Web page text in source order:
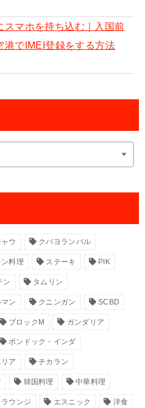
スマホを持ち込む｜入国前
港でIMEI登録をする方法
ウ クバヨランバル
料理 ステーキ PIK
ン タムリン
ン クニンガン SCBD
ブロックM ガンダリア
ポンドック・インダ
ア チカラン
韓国料理 中華料理
ウンジ エスニック 洋食